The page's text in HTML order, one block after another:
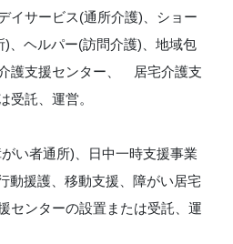
イサービス(通所介護)、ショー
)、ヘルパー(訪問介護)、地域包
護支援センター、 居宅介護支
受託、運営。
い者通所)、日中一時支援事業
動援護、移動支援、障がい居宅
センターの設置または受託、運